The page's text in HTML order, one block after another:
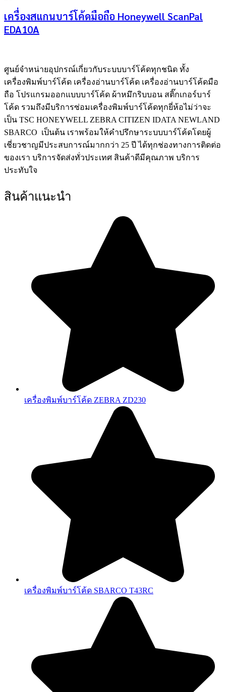
เครื่องสแกนบาร์โค้ดมือถือ Honeywell ScanPal
EDA10A
ศูนย์จําหน่ายอุปกรณ์เกี่ยวกับระบบบาร์โค้ดทุกชนิด ทั้ง
เครื่องพิมพ์บาร์โค้ด เครื่องอ่านบาร์โค้ด เครื่องอ่านบาร์โค้ดมือ
ถือ โปรแกรมออกแบบบาร์โค้ด ผ้าหมึกริบบอน สติ๊กเกอร์บาร์
โค้ด รวมถึงมีบริการซ่อมเครื่องพิมพ์บาร์โค้ดทุกยี่ห้อไม่ว่าจะ
เป็น TSC HONEYWELL ZEBRA CITIZEN IDATA NEWLAND
SBARCO เป็นต้น เราพร้อมให้คำปรึกษาระบบบาร์โค้ดโดยผู้
เชี่ยวชาญมีประสบการณ์มากกว่า 25 ปี ได้ทุกช่องทางการติดต่อ
ของเรา บริการจัดส่งทั่วประเทศ สินค้าดีมีคุณภาพ บริการ
ประทับใจ
สินค้าแนะนำ
เครื่องพิมพ์บาร์โค้ด ZEBRA ZD230
เครื่องพิมพ์บาร์โค้ด SBARCO T43RC